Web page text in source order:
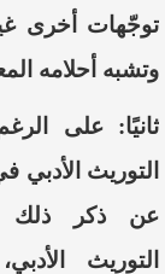
توجّهات أخرى
وتشبه أحلامه
ثانيًا:على
التوريث الأدبي
عن
ذكر ذلك
التوريث
الأدبي،